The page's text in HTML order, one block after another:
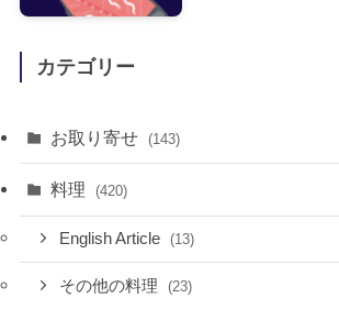
カテゴリー
お取り寄せ (143)
料理 (420)
English Article (13)
その他の料理 (23)